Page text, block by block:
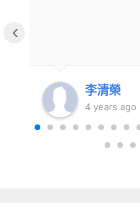
李清榮
4 years ago
‹